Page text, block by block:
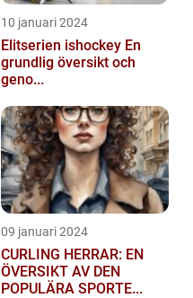
10 januari 2024
Elitserien ishockey En
grundlig översikt och
geno...
09 januari 2024
CURLING HERRAR: EN
ÖVERSIKT AV DEN
POPULÄRA SPORTE...